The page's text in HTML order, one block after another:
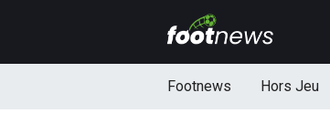
Footnews Hors Jeu